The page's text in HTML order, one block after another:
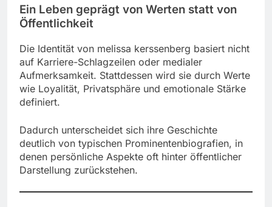
Ein Leben geprägt von Werten statt von
Öffentlichkeit
Die Identität von melissa kerssenberg basiert nicht
auf Karriere-Schlagzeilen oder medialer
Aufmerksamkeit. Stattdessen wird sie durch Werte
wie Loyalität, Privatsphäre und emotionale Stärke
definiert.
Dadurch unterscheidet sich ihre Geschichte
deutlich von typischen Prominentenbiografien, in
denen persönliche Aspekte oft hinter öffentlicher
Darstellung zurückstehen.